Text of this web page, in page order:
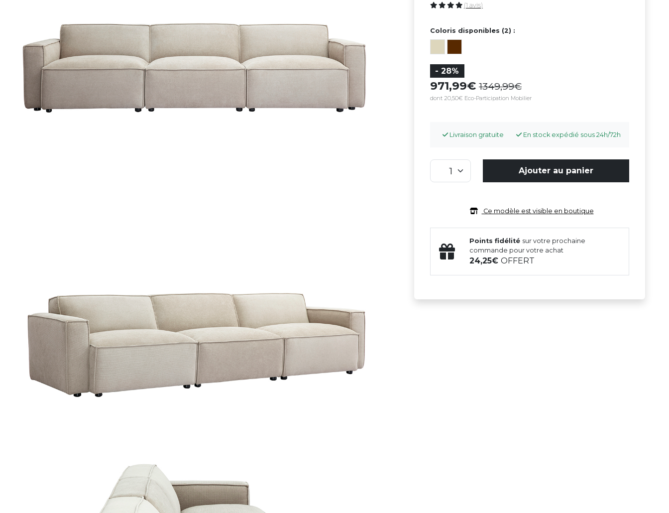
(1 avis)
Coloris disponibles (2) :
- 28%
971,99 1349,99
dont 20,50€ Eco-Participation Mobilier
Livraison gratuite En stock expédié sous 24h/72h
Ajouter au panier
Ce modèle est visible en boutique
Points fidélité sur votre prochaine
commande pour votre achat
24,25OFFERT